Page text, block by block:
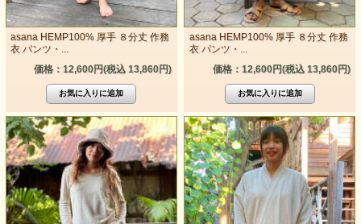
asana HEMP100% 厚手 ８分丈 作務
衣 パンツ・...
価格：12,600円(税込 13,860円)
asana HEMP100% 厚手 ８分丈 作務
衣 パンツ・...
価格：12,600円(税込 13,860円)